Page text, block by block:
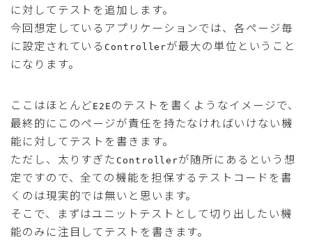
に対してテストを追加します。
今回想定しているアプリケーションでは、各ページ毎
に設定されている Controllerが最大の単位ということ
になります。
ここはほとんど E2E のテストを書くようなイメージで、
最終的にこのページが責任を持たなければいけない機
能に対してテストを書きます。
ただし、太りすぎた Controllerが随所にあるという想
定ですので、全ての機能を担保するテストコードを書
くのは現実的では無いと思います。
そこで、まずはユニットテストとして切り出したい機
能のみに注目してテストを書きます。